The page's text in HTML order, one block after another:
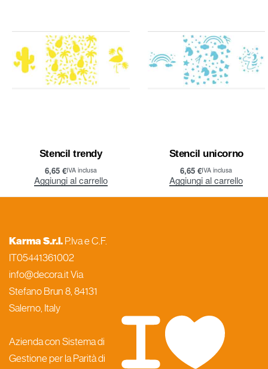
Stencil trendy
6,65 €IVA inclusa
Aggiungi al carrello
Stencil unicorno
6,65€IVA inclusa
Aggiungi al carrello
Karma S.r.l. P.Iva e C.F.
IT05441361002
info@decora.it Via
Stefano Brun 8, 84131
Salerno, Italy
Azienda con Sistema di
Gestione per la Parità di